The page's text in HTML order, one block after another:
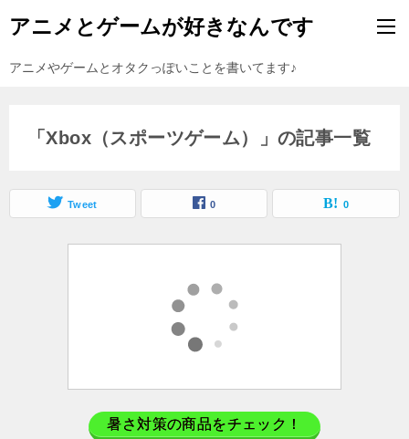
アニメとゲームが好きなんです
アニメやゲームとオタクっぽいことを書いてます♪
「Xbox（スポーツゲーム）」の記事一覧
Tweet 0 0
暑さ対策の商品をチェック！